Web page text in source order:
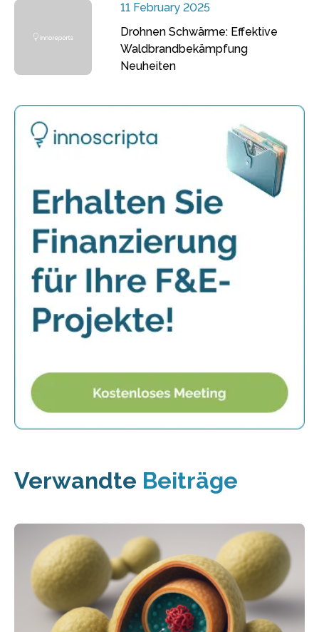
11 February 2025
Drohnen Schwärme: Effektive
Waldbrandbekämpfung
Neuheiten
Verwandte Beiträge